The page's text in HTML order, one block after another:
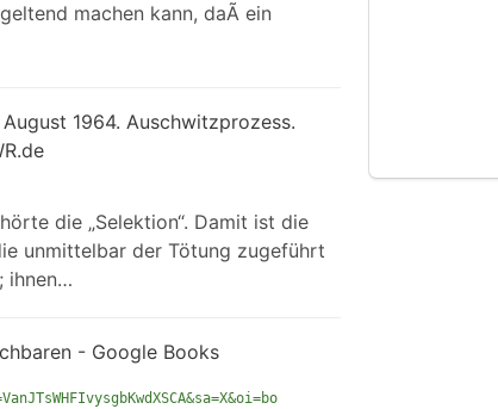
machen kann, daÃ ein
1964. Auschwitzprozess.
die „Selektion“. Damit ist die
unmittelbar der Tötung zugeführt
ihnen…
- Google Books